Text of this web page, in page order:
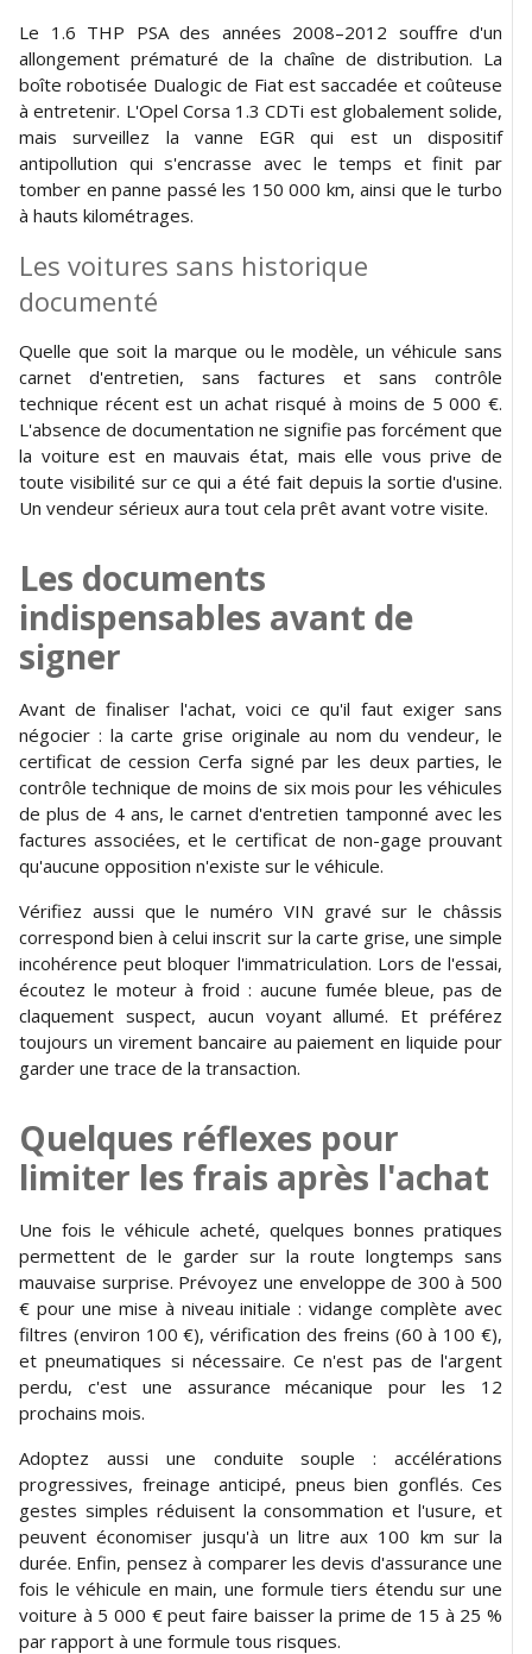
Le 1.6 THP PSA des années 2008–2012 souffre d'un
allongement prématuré de la chaîne de distribution. La
boîte robotisée Dualogic de Fiat est saccadée et coûteuse
à entretenir. L'Opel Corsa 1.3 CDTi est globalement solide,
mais surveillez la vanne EGR qui est un dispositif
antipollution qui s'encrasse avec le temps et finit par
tomber en panne passé les 150 000 km, ainsi que le turbo
à hauts kilométrages.
Les voitures sans historique
documenté
Quelle que soit la marque ou le modèle, un véhicule sans
carnet d'entretien, sans factures et sans contrôle
technique récent est un achat risqué à moins de 5 000 €.
L'absence de documentation ne signifie pas forcément que
la voiture est en mauvais état, mais elle vous prive de
toute visibilité sur ce qui a été fait depuis la sortie d'usine.
Un vendeur sérieux aura tout cela prêt avant votre visite.
Les documents
indispensables avant de
signer
Avant de finaliser l'achat, voici ce qu'il faut exiger sans
négocier : la carte grise originale au nom du vendeur, le
certificat de cession Cerfa signé par les deux parties, le
contrôle technique de moins de six mois pour les véhicules
de plus de 4 ans, le carnet d'entretien tamponné avec les
factures associées, et le certificat de non-gage prouvant
qu'aucune opposition n'existe sur le véhicule.
Vérifiez aussi que le numéro VIN gravé sur le châssis
correspond bien à celui inscrit sur la carte grise, une simple
incohérence peut bloquer l'immatriculation. Lors de l'essai,
écoutez le moteur à froid : aucune fumée bleue, pas de
claquement suspect, aucun voyant allumé. Et préférez
toujours un virement bancaire au paiement en liquide pour
garder une trace de la transaction.
Quelques réflexes pour
limiter les frais après l'achat
Une fois le véhicule acheté, quelques bonnes pratiques
permettent de le garder sur la route longtemps sans
mauvaise surprise. Prévoyez une enveloppe de 300 à 500
€ pour une mise à niveau initiale : vidange complète avec
filtres (environ 100 €), vérification des freins (60 à 100 €),
et pneumatiques si nécessaire. Ce n'est pas de l'argent
perdu, c'est une assurance mécanique pour les 12
prochains mois.
Adoptez aussi une conduite souple : accélérations
progressives, freinage anticipé, pneus bien gonflés. Ces
gestes simples réduisent la consommation et l'usure, et
peuvent économiser jusqu'à un litre aux 100 km sur la
durée. Enfin, pensez à comparer les devis d'assurance une
fois le véhicule en main, une formule tiers étendu sur une
voiture à 5 000 € peut faire baisser la prime de 15 à 25 %
par rapport à une formule tous risques.